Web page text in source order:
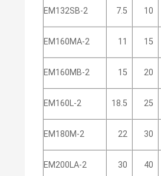
EM132SB-2 7.5 10
EM160MA-2 11 15
EM160MB-2 15 20
EM160L-2 18.5 25
EM180M-2 22 30
EM200LA-2 30 40